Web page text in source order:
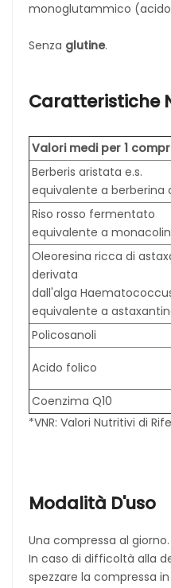
monoglutammico
Senza glutine.
Caratteristiche
Valori medi per 1
Berberis aristata e.s.
equivalente a berberina
Riso rosso fermentato
equivalente a
Oleoresina ricca di
derivata
dall'alga
equivalente a
Policosanoli
Acido folico
Coenzima Q10
*VNR: Valori Nutritivi di
Modalità D'uso
Una compressa al giorno.
In caso di difficoltà alla
spezzare la compressa